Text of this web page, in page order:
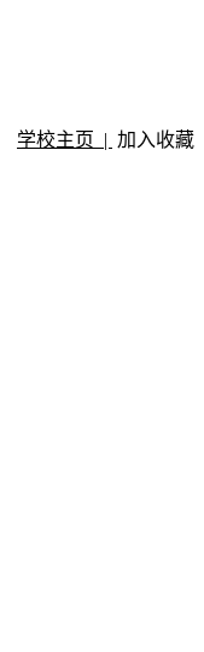
学校主页 | 加入收藏